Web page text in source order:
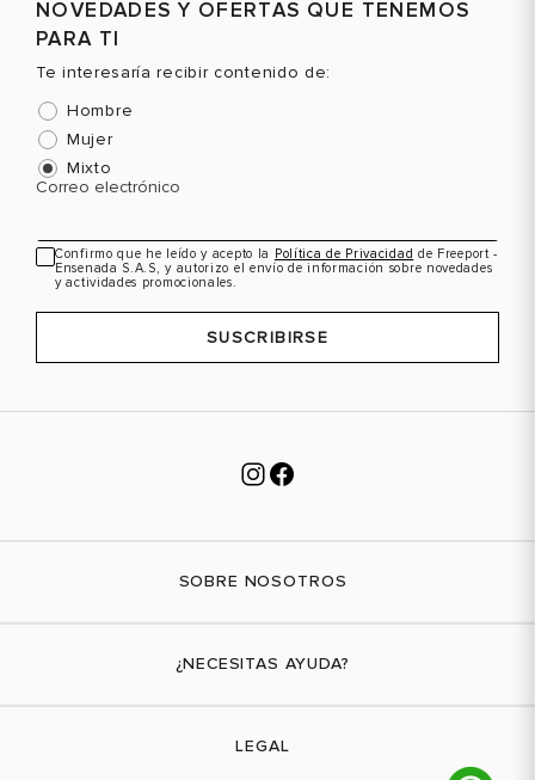
NOVEDADES Y OFERTAS QUE TENEMOS
PARA TI
Te interesaría recibir contenido de:
Hombre
Mujer
Mixto
Correo electrónico
Confirmo que he leído y acepto la Política de Privacidad de Freeport -
Ensenada S.A.S, y autorizo el envío de información sobre novedades
y actividades promocionales.
SUSCRIBIRSE
SOBRE NOSOTROS
¿NECESITAS AYUDA?
LEGAL